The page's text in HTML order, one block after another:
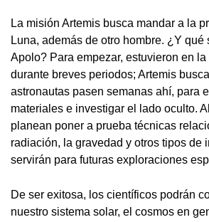
La misión Artemis busca mandar a la
Luna, además de otro hombre. ¿Y qué
Apolo? Para empezar, estuvieron en
durante breves periodos; Artemis
astronautas pasen semanas ahí, para
materiales e investigar el lado oculto.
planean poner a prueba técnicas
radiación, la gravedad y otros tipos de
servirán para futuras exploraciones
De ser exitosa, los científicos podrán
nuestro sistema solar, el cosmos en